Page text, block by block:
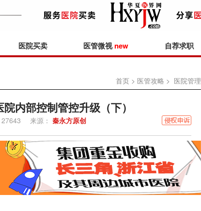
医院买卖 医管微视new 自荐求职
首页 > 医管攻略 > 医院管理
内部控制管控升级（下）
来源： 秦永方原创